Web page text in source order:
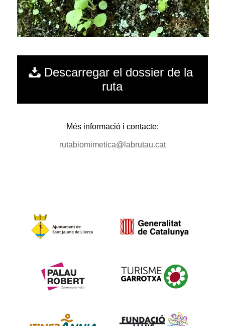
Descarregar el dossier de la
ruta
Més informació i contacte:
rutabiomimetica@labrutau.cat